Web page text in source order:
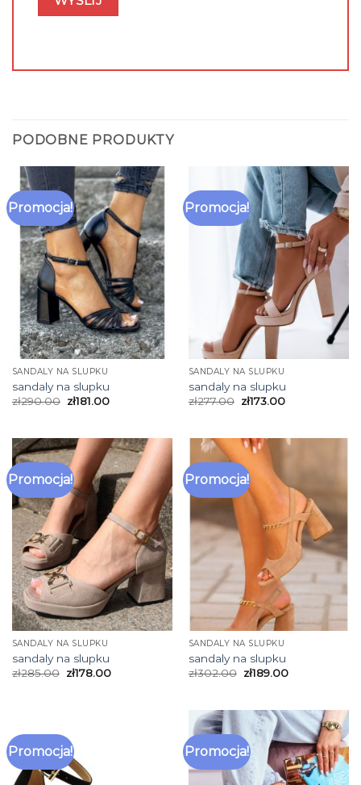
PODOBNE PRODUKTY
Promocja!
SANDALY NA SLUPKU
sandaly na slupku
zł290.00 zł181.00
Promocja!
SANDALY NA SLUPKU
sandaly na slupku
zł277.00 zł173.00
Promocja!
SANDALY NA SLUPKU
sandaly na slupku
zł285.00 zł178.00
Promocja!
SANDALY NA SLUPKU
sandaly na slupku
zł302.00 zł189.00
Promocja! Promocja!